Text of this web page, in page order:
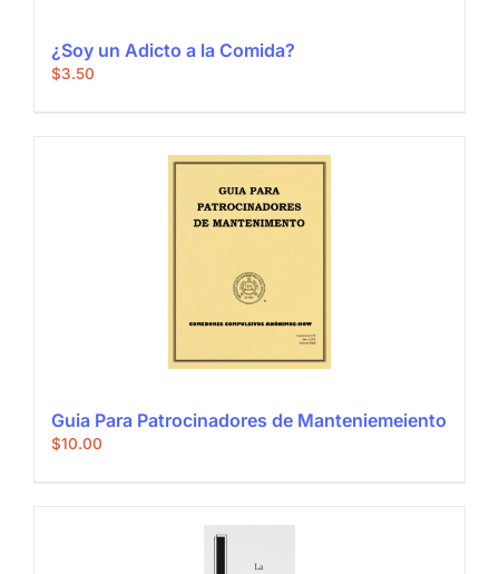
¿Soy un Adicto a la Comida?
$3.50
Guia Para Patrocinadores de Manteniemeiento
$10.00